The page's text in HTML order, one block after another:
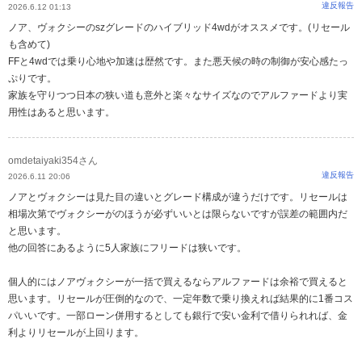
2026.6.12 01:13 違反報告
ノア、ヴォクシーのszグレードのハイブリッド4wdがオススメです。(リセール
も含めて)
FFと4wdでは乗り心地や加速は歴然です。また悪天候の時の制御が安心感たっ
ぷりです。
家族を守りつつ日本の狭い道も意外と楽々なサイズなのでアルファードより実
用性はあると思います。
omdetaiyaki354さん
2026.6.11 20:06 違反報告
ノアとヴォクシーは見た目の違いとグレード構成が違うだけです。リセールは
相場次第でヴォクシーがのほうが必ずいいとは限らないですが誤差の範囲内だ
と思います。
他の回答にあるように5人家族にフリードは狭いです。
個人的にはノアヴォクシーが一括で買えるならアルファードは余裕で買えると
思います。リセールが圧倒的なので、一定年数で乗り換えれば結果的に1番コス
パいいです。一部ローン併用するとしても銀行で安い金利で借りられれば、金
利よりリセールが上回ります。